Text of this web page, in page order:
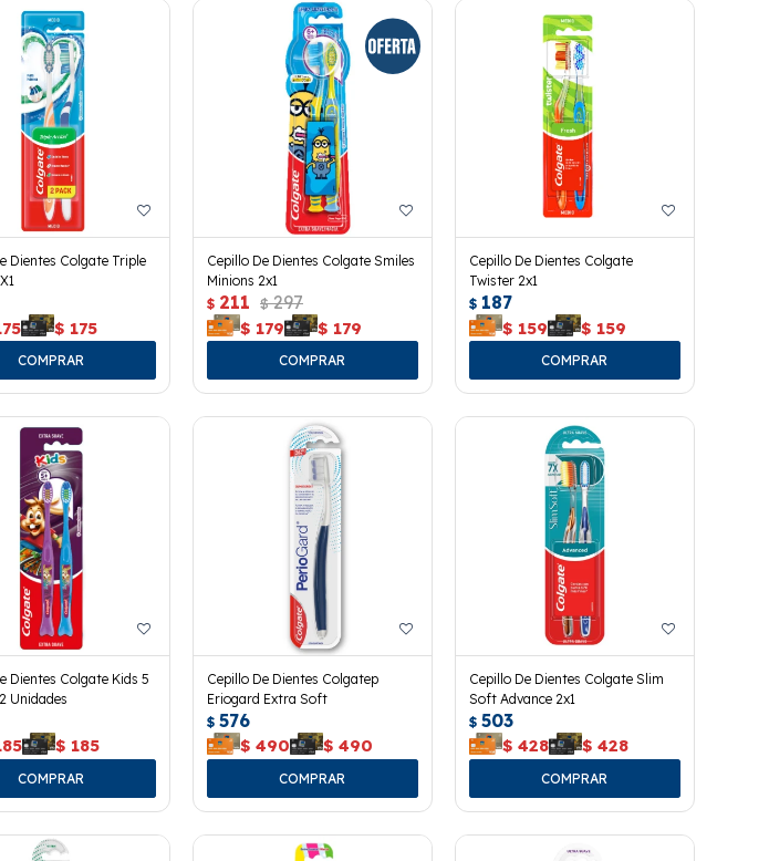
Dientes Colgate Triple
$ 175
Cepillo De Dientes Colgate Smiles
Minions 2x1
$ 211 $ 297
$ 179 $ 179
Cepillo De Dientes Colgate
Twister 2x1
$ 187
$ 159 $ 159
Dientes Colgate Kids 5
Unidades
$ 185
Cepillo De Dientes Colgatep
Eriogard Extra Soft
$ 576
$ 490 $ 490
Cepillo De Dientes Colgate Slim
Soft Advance 2x1
$ 503
$ 428 $ 428